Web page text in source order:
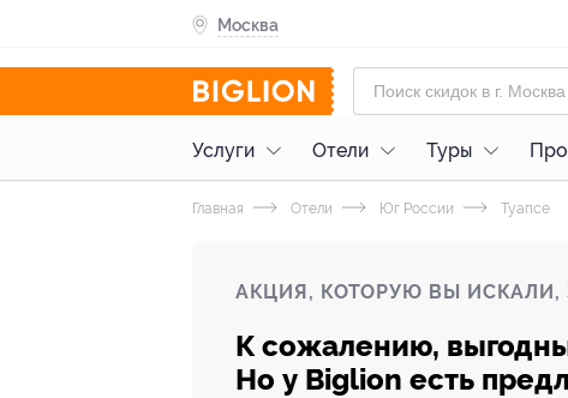
Москва
Услуги Отели Туры
Главная Отели Юг России Туапсе
АКЦИЯ, КОТОРУЮ ВЫ ИСКАЛИ,
К сожалению,
Но у Biglion есть